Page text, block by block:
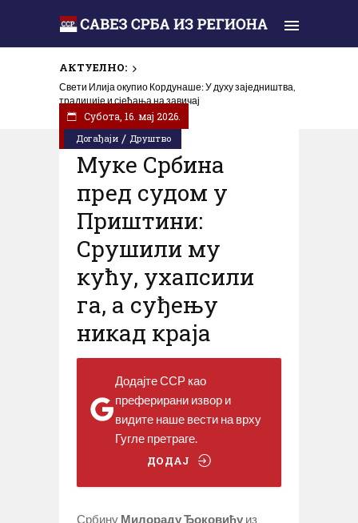
АКТУЕЛНО:
Свети Илија окупио Кордунаше: У духу заједништва,
традиције и сјећања на завичај
Догађаји / Друштво
Субота, 16. мај 2026.
Муке Србина
пред судом у
Приштини:
Срушили му
кућу, ухапсили
га, а суђењу
никад краја
Додајте ССР као
преферирани извор и
видите наше вести на врху
Гугле претраге.
ДОДАЈ
Србину Милораду Ђоковићу из